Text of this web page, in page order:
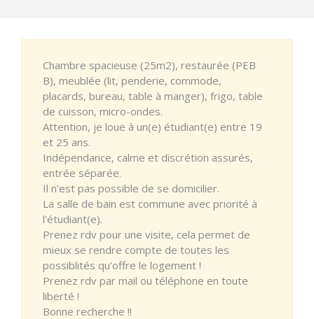
Chambre spacieuse (25m2), restaurée (PEB
B), meublée (lit, penderie, commode,
placards, bureau, table à manger), frigo, table
de cuisson, micro-ondes.
Attention, je loue à un(e) étudiant(e) entre 19
et 25 ans.
Indépendance, calme et discrétion assurés,
entrée séparée.
Il n'est pas possible de se domicilier.
La salle de bain est commune avec priorité à
l'étudiant(e).
Prenez rdv pour une visite, cela permet de
mieux se rendre compte de toutes les
possiblités qu'offre le logement !
Prenez rdv par mail ou téléphone en toute
liberté !
Bonne recherche !!